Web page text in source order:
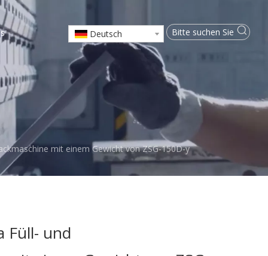
Deutsch
mit einem Gewicht von ZSG-150D-y
Füll- und